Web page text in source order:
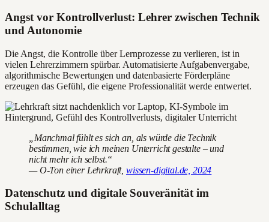
Angst vor Kontrollverlust: Lehrer zwischen Technik
und Autonomie
Die Angst, die Kontrolle über Lernprozesse zu verlieren, ist in
vielen Lehrerzimmern spürbar. Automatisierte Aufgabenvergabe,
algorithmische Bewertungen und datenbasierte Förderpläne
erzeugen das Gefühl, die eigene Professionalität werde entwertet.
„Manchmal fühlt es sich an, als würde die Technik
bestimmen, wie ich meinen Unterricht gestalte – und
nicht mehr ich selbst.“
— O-Ton einer Lehrkraft, wissen-digital.de, 2024
Datenschutz und digitale Souveränität im
Schulalltag